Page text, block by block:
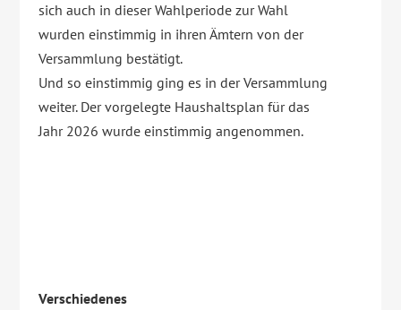
sich auch in dieser Wahlperiode zur Wahl
wurden einstimmig in ihren Ämtern von der
Versammlung bestätigt.
Und so einstimmig ging es in der Versammlung
weiter. Der vorgelegte Haushaltsplan für das
Jahr 2026 wurde einstimmig angenommen.
Verschiedenes